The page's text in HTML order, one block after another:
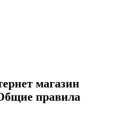
магазин
правила